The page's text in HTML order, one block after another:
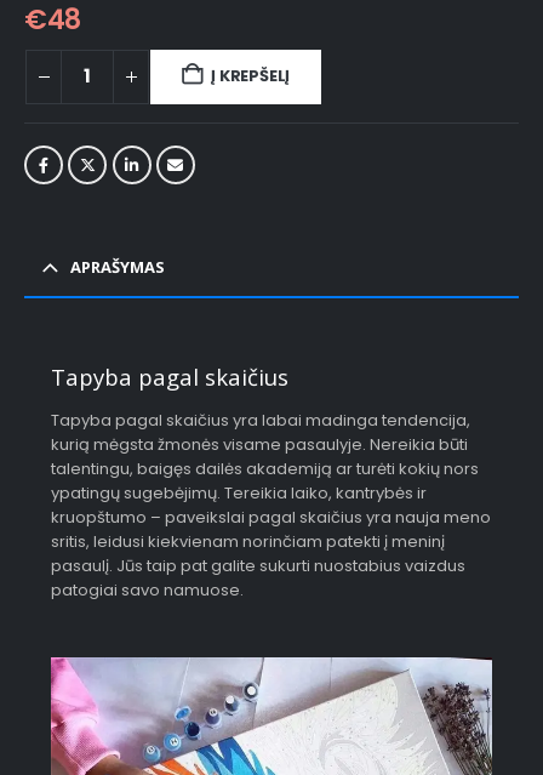
€48
Į KREPŠELĮ
APRAŠYMAS
Tapyba pagal skaičius
Tapyba pagal skaičius yra labai madinga tendencija,
kurią mėgsta žmonės visame pasaulyje. Nereikia būti
talentingu, baigęs dailės akademiją ar turėti kokių nors
ypatingų sugebėjimų. Tereikia laiko, kantrybės ir
kruopštumo – paveikslai pagal skaičius yra nauja meno
sritis, leidusi kiekvienam norinčiam patekti į meninį
pasaulį. Jūs taip pat galite sukurti nuostabius vaizdus
patogiai savo namuose.